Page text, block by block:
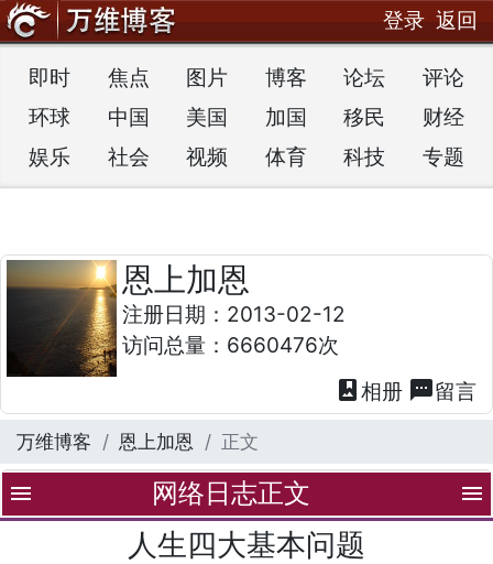
登录 返回
即时 焦点 图片 博客 论坛
评论
环球
中国 美国 加国 移民
财经
娱乐
社会 视频 体育 科技 专题
恩上加恩
注册日期：2013-02-12
访问总量：6660476次
photo_album 相册 textsms留言
万维博客 恩上加恩 正文
menu 网络日志正文 menu
人生四大基本问题